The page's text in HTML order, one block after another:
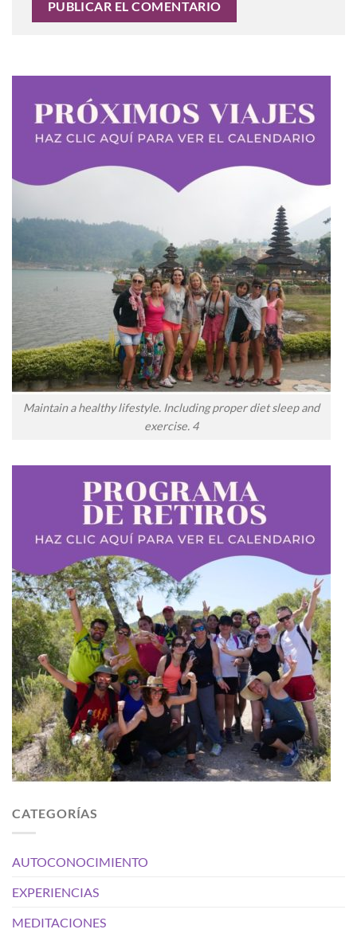
Maintain a healthy lifestyle. Including proper diet sleep and
exercise. 4
CATEGORÍAS
AUTOCONOCIMIENTO
EXPERIENCIAS
MEDITACIONES